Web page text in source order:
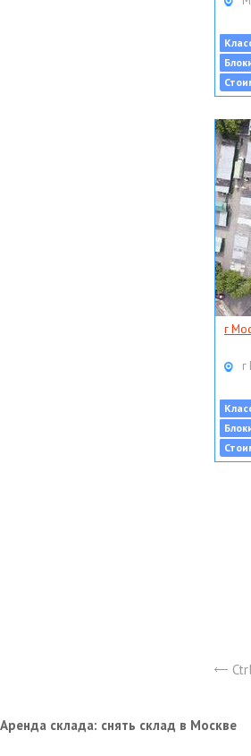
г
Аренда склада: снять склад в Москве